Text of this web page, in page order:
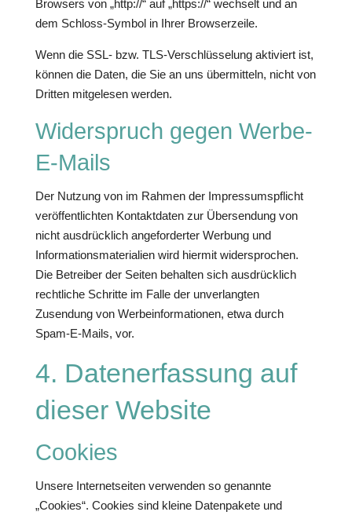
Browsers von „http://“ auf „https://“ wechselt und an
dem Schloss-Symbol in Ihrer Browserzeile.
Wenn die SSL- bzw. TLS-Verschlüsselung aktiviert ist,
können die Daten, die Sie an uns übermitteln, nicht von
Dritten mitgelesen werden.
Widerspruch gegen Werbe-
E-Mails
Der Nutzung von im Rahmen der Impressumspflicht
veröffentlichten Kontaktdaten zur Übersendung von
nicht ausdrücklich angeforderter Werbung und
Informationsmaterialien wird hiermit widersprochen.
Die Betreiber der Seiten behalten sich ausdrücklich
rechtliche Schritte im Falle der unverlangten
Zusendung von Werbeinformationen, etwa durch
Spam-E-Mails, vor.
4. Datenerfassung auf
dieser Website
Cookies
Unsere Internetseiten verwenden so genannte
„Cookies“. Cookies sind kleine Datenpakete und